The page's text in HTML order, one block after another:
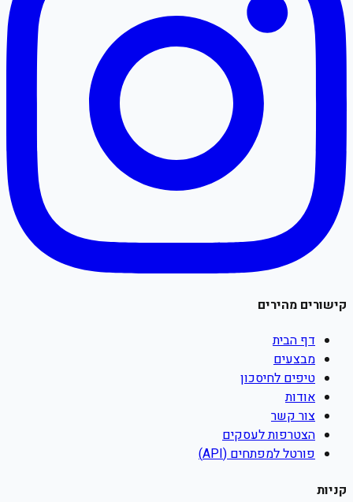
קישורים מהירים
דף הבית
מבצעים
טיפים לחיסכון
אודות
צור קשר
הצטרפות לעסקים
פורטל למפתחים (API)
קניות